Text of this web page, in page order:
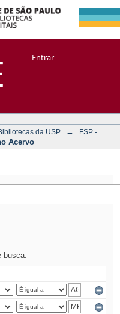
CoriscoEntrar
da USP →
FSP -
Acervo
busca.